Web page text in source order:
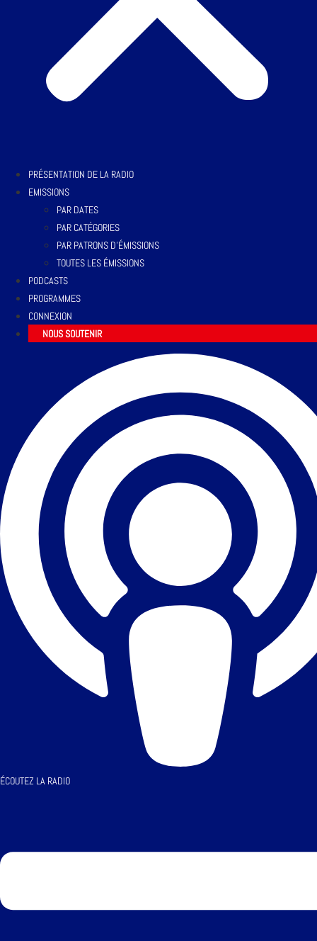
PRÉSENTATION DE LA RADIO
EMISSIONS
PAR DATES
PAR CATÉGORIES
PAR PATRONS D’ÉMISSIONS
TOUTES LES ÉMISSIONS
PODCASTS
PROGRAMMES
CONNEXION
NOUS SOUTENIR
ÉCOUTEZ LA RADIO